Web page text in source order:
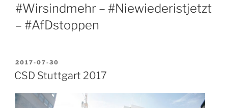
#Wirsindmehr – #Niewiederistjetzt
– #AfDstoppen
VERÖFFENTLICHT
AM
2017-07-30
CSD Stuttgart 2017